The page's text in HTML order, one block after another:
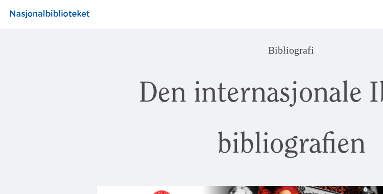
Bibliografi
Den internasjonale
bibliografien